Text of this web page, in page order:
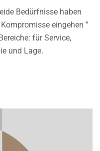
Bedürfnisse haben
eingehen ”
für Service,
und Lage.